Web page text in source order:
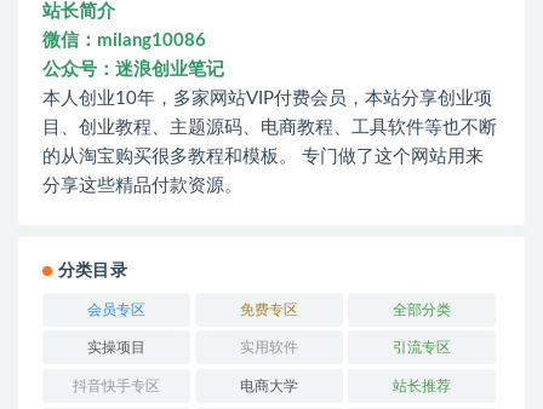
站长简介
微信：milang10086
公众号：迷浪创业笔记
本人创业10年，多家网站VIP付费会员，本站分享创业项
目、创业教程、主题源码、电商教程、工具软件等也不断
的从淘宝购买很多教程和模板。 专门做了这个网站用来
分享这些精品付款资源。
分类目录
会员专区 免费专区 全部分类
实操项目 实用软件 引流专区
抖音快手专区 电商大学 站长推荐